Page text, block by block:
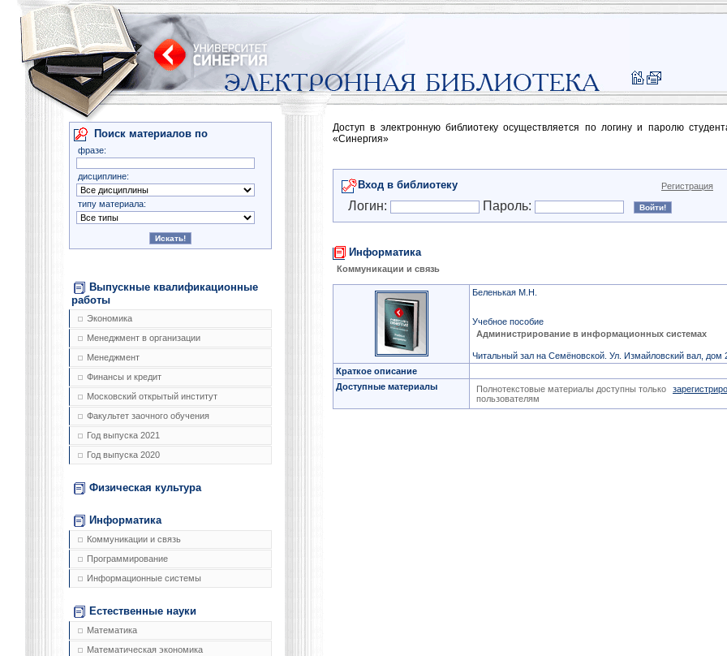
Поиск материалов по
фразе:
дисциплине:
типу материала:
Выпускные квалификационные
работы
Экономика
Менеджмент в организации
Менеджмент
Финансы и кредит
Московский открытый институт
Факультет заочного обучения
Год выпуска 2021
Год выпуска 2020
Физическая культура
Информатика
Коммуникации и связь
Программирование
Информационные системы
Естественные науки
Математика
Математическая экономика
Доступ в электронную библиотеку осуществляется по логину и паролю
«Синергия»
Вход в библиотеку Регистрация
Логин: Пароль:
Информатика
Коммуникации и связь
Беленькая М.Н.
Учебное пособие
Администрирование в информационных системах
Читальный зал на Семёновской. Ул. Измайловский вал, дом
Краткое описание
Доступные материалы
Полнотекстовые материалы доступны только
пользователям